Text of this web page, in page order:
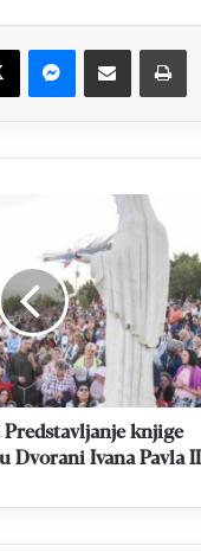
X MessengerDijeli putem Emaila
Predstavljanje knjige
Dvorani Ivana Pavla